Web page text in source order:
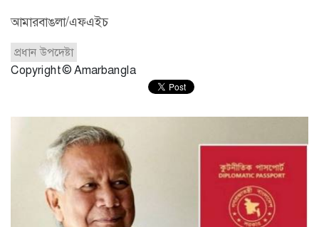
আমারবাঙলা/এফএইচ
প্রধান উপদেষ্টা
Copyright © Amarbangla